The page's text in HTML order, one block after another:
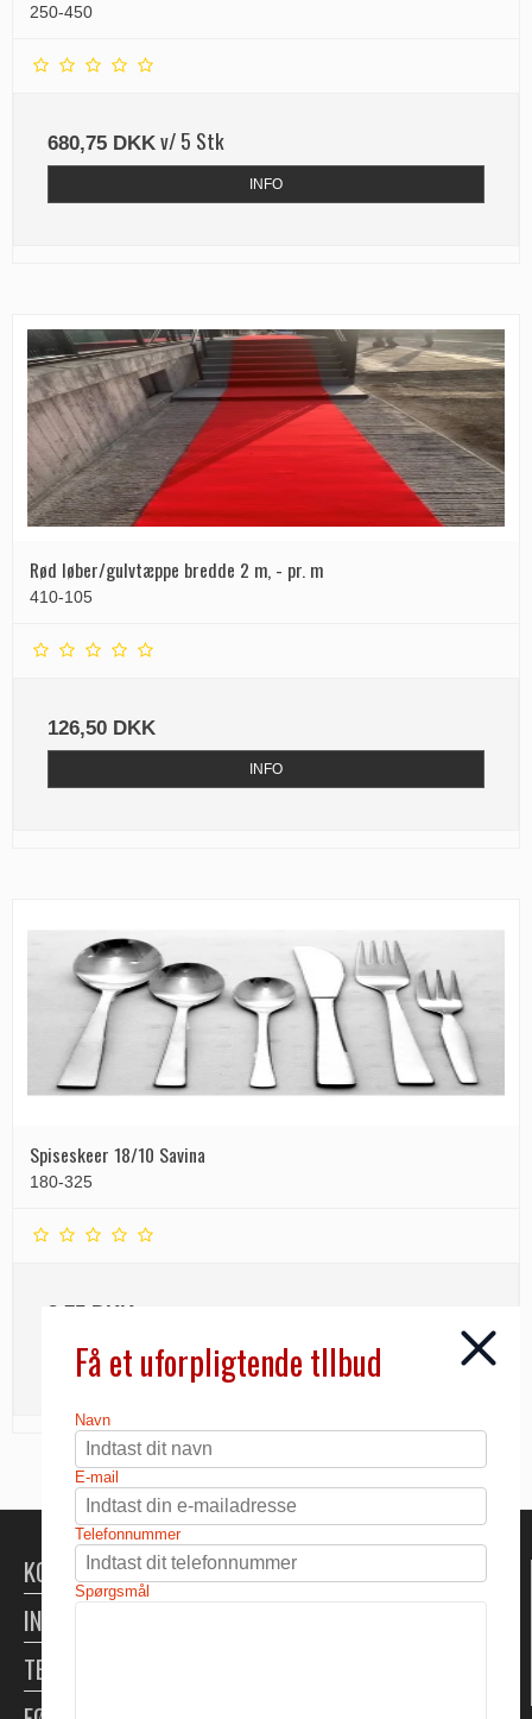
250-450
680,75 DKK v/ 5 Stk
INFO
Rød løber/gulvtæppe bredde 2 m, - pr. m
410-105
126,50 DKK
INFO
Spiseskeer 18/10 Savina
180-325
3,75 DKK
INFO
KONTAKT
INFORMATION
TELTUDLEJNING
Få et uforpligtende tllbud
Navn
E-mail
Telefonnummer
Spørgsmål